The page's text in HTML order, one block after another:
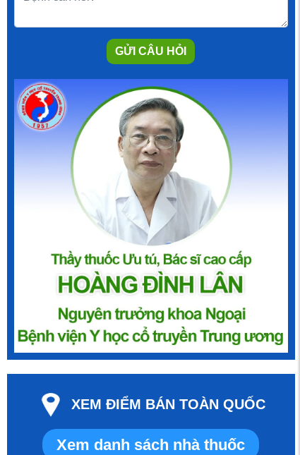
GỬI CÂU HỎI
XEM ĐIỂM BÁN TOÀN QUỐC
Xem danh sách nhà thuốc